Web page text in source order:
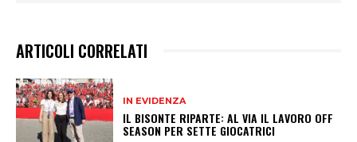
ARTICOLI CORRELATI
IN EVIDENZA
IL BISONTE RIPARTE: AL VIA IL LAVORO OFF
SEASON PER SETTE GIOCATRICI